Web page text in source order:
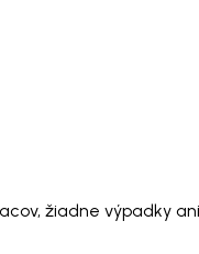
žiadne výpadky